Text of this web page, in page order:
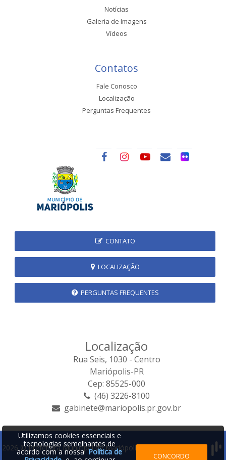
Notícias
Galeria de Imagens
Vídeos
Contatos
Fale Conosco
Localização
Perguntas Frequentes
CONTATO
LOCALIZAÇÃO
PERGUNTAS FREQUENTES
Localização
Rua Seis, 1030 - Centro
Mariópolis-PR
Cep: 85525-000
(46) 3226-8100
gabinete@mariopolis.pr.gov.br
2026 © Prefeitura Municipal de Mariópolis | Desenvolvido por:
Utilizamos cookies essenciais e
tecnologias semelhantes de
acordo com a nossaPolítica de
CONCORDO